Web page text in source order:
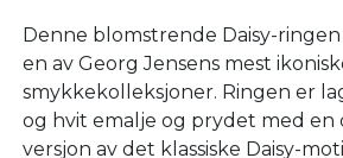
Denne blomstrende Daisy-
en av Georg Jensens mest
smykkekolleksjoner. Ringen er
og hvit emalje og prydet med
versjon av det klassiske Daisy-